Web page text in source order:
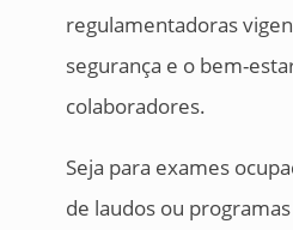
regulamentadoras
segurança e o bem-
colaboradores.
Seja para exames
de laudos ou